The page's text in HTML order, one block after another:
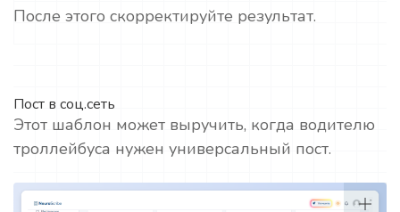
После этого скорректируйте результат.
Пост в соц.сеть
Этот шаблон может выручить, когда водителю
троллейбуса нужен универсальный пост.